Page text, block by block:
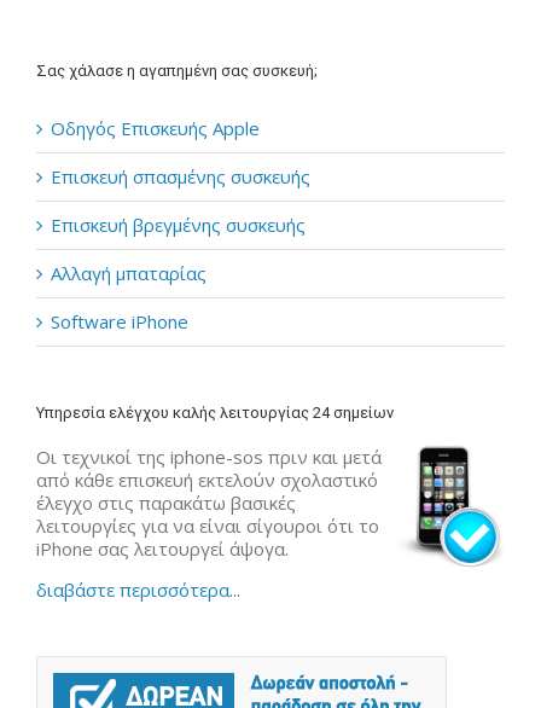
Σας χάλασε η αγαπημένη σας συσκευή;
Οδηγός Επισκευής Apple
Επισκευή σπασμένης συσκευής
Επισκευή βρεγμένης συσκευής
Αλλαγή μπαταρίας
Software iPhone
Υπηρεσία ελέγχου καλής λειτουργίας 24 σημείων
Οι τεχνικοί της iphone-sos πριν και μετά
από κάθε επισκευή εκτελούν σχολαστικό
έλεγχο στις παρακάτω βασικές
λειτουργίες για να είναι σίγουροι ότι το
iPhone σας λειτουργεί άψογα.
διαβάστε περισσότερα...